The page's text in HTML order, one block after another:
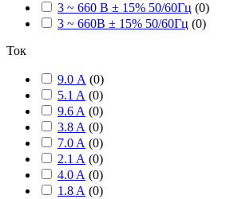
3 ~ 660 В ± 15% 50/60Гц (0)
3 ~ 660В ± 15% 50/60Гц (0)
Ток
9.0 А (0)
5.1 A (0)
9.6 A (0)
3.8 A (0)
7.0 A (0)
2.1 A (0)
4.0 A (0)
1.8 A (0)